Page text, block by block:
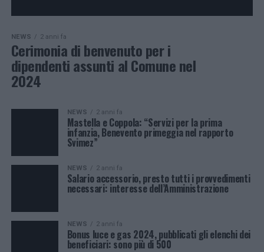
NEWS 2 anni fa
Cerimonia di benvenuto per i
dipendenti assunti al Comune nel
2024
NEWS 2 anni fa
Mastella e Coppola: “Servizi per la prima
infanzia, Benevento primeggia nel rapporto
Svimez”
NEWS 2 anni fa
Salario accessorio, presto tutti i provvedimenti
necessari: interesse dell’Amministrazione
NEWS 2 anni fa
Bonus luce e gas 2024, pubblicati gli elenchi dei
beneficiari: sono più di 500